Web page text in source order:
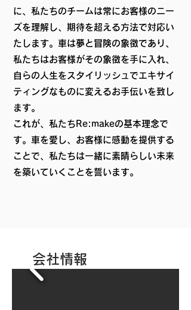
に、私たちのチームは常にお客様のニー
ズを理解し、期待を超える方法で対応い
たします。車は夢と冒険の象徴であり、
私たちはお客様がその象徴を手に入れ、
自らの人生をスタイリッシュでエキサイ
ティングなものに変えるお手伝いを致し
ます。
これが、私たちRe:makeの基本理念で
す。車を愛し、お客様に感動を提供する
ことで、私たちは一緒に素晴らしい未来
を築いていくことを誓います。
会社情報